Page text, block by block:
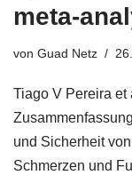
meta-
von Guad Netz
Tiago V Pereira et
und Sicherheit
Schmerzen und